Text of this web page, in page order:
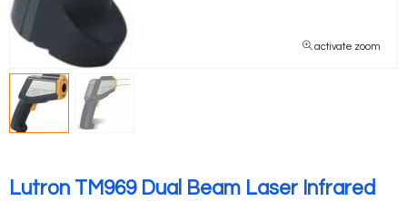
activate zoom
Lutron TM969 Dual Beam Laser Infrared